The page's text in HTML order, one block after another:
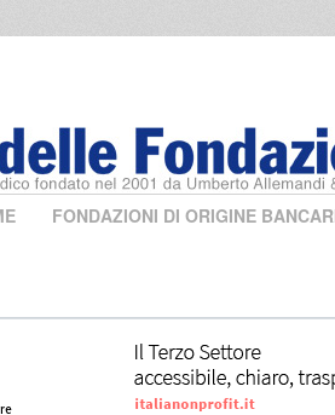
FONDAZIONI DI ORIGINE